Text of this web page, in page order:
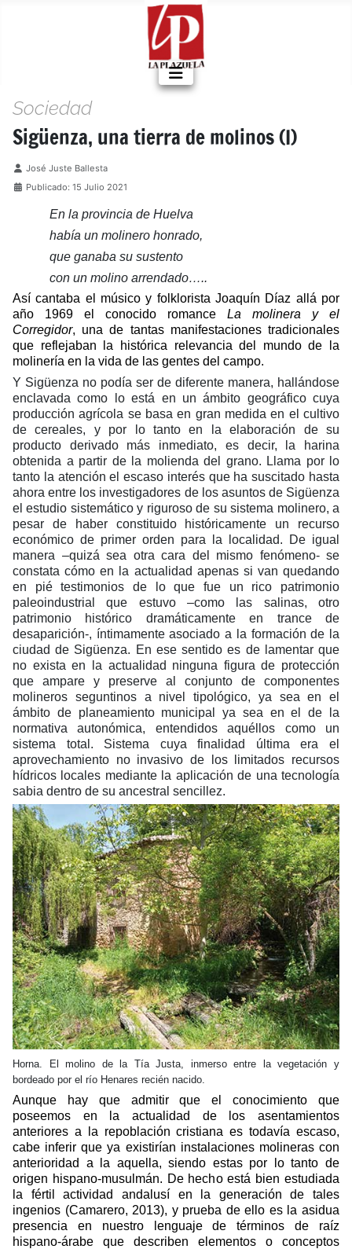
Sociedad
Sigüenza, una tierra de molinos (I)
Detalles
José Juste Ballesta
Publicado: 15 Julio 2021
En la provincia de Huelva
había un molinero honrado,
que ganaba su sustento
con un molino arrendado…..
Así cantaba el músico y folklorista Joaquín Díaz allá por
año 1969 el conocido romance La molinera y el
Corregidor, una de tantas manifestaciones tradicionales
que reflejaban la histórica relevancia del mundo de la
molinería en la vida de las gentes del campo.
Y Sigüenza no podía ser de diferente manera, hallándose
enclavada como lo está en un ámbito geográfico cuya
producción agrícola se basa en gran medida en el cultivo
de cereales, y por lo tanto en la elaboración de su
producto derivado más inmediato, es decir, la harina
obtenida a partir de la molienda del grano. Llama por lo
tanto la atención el escaso interés que ha suscitado hasta
ahora entre los investigadores de los asuntos de Sigüenza
el estudio sistemático y riguroso de su sistema molinero, a
pesar de haber constituido históricamente un recurso
económico de primer orden para la localidad. De igual
manera –quizá sea otra cara del mismo fenómeno- se
constata cómo en la actualidad apenas si van quedando
en pié testimonios de lo que fue un rico patrimonio
paleoindustrial que estuvo –como las salinas, otro
patrimonio histórico dramáticamente en trance de
desaparición-, íntimamente asociado a la formación de la
ciudad de Sigüenza. En ese sentido es de lamentar que
no exista en la actualidad ninguna figura de protección
que ampare y preserve al conjunto de componentes
molineros seguntinos a nivel tipológico, ya sea en el
ámbito de planeamiento municipal ya sea en el de la
normativa autonómica, entendidos aquéllos como un
sistema total. Sistema cuya finalidad última era el
aprovechamiento no invasivo de los limitados recursos
hídricos locales mediante la aplicación de una tecnología
sabia dentro de su ancestral sencillez.
Horna. El molino de la Tía Justa, inmerso entre la vegetación y
bordeado por el río Henares recién nacido.
Aunque hay que admitir que el conocimiento que
poseemos en la actualidad de los asentamientos
anteriores a la repoblación cristiana es todavía escaso,
cabe inferir que ya existirían instalaciones molineras con
anterioridad a la aquella, siendo estas por lo tanto de
origen hispano-musulmán. De hecho está bien estudiada
la fértil actividad andalusí en la generación de tales
ingenios (Camarero, 2013), y prueba de ello es la asidua
presencia en nuestro lenguaje de términos de raíz
hispano-árabe que describen elementos o conceptos